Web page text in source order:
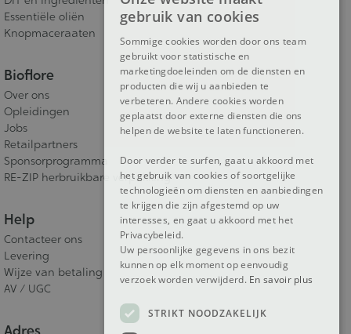
Essentiële oliën
Knopmaceraaten
Bioflore
Over ons
Opleidingen
Jobs
Retailpartners
Sponsorprogramma
RE-ZIP herbruikbare verpakking
Help
Contacteer ons
Levering
Wijze van betaling
AV / UGC
gebruik van cookies
Sommige cookies worden door ons team
gebruikt voor statistische en
marketingdoeleinden om de diensten en
producten die wij u aanbieden te
verbeteren. Andere cookies worden
geplaatst door externe diensten die ons
helpen de website te laten functioneren.
Door verder te surfen, gaat u akkoord met
het gebruik van cookies of soortgelijke
technologieën om diensten en aanbiedingen
te krijgen die zijn afgestemd op uw
interesses, en gaat u akkoord met het
Privacybeleid.
Uw persoonlijke gegevens in ons bezit
kunnen op elk moment op eenvoudig
verzoek worden verwijderd. En savoir plus
STRIKT NOODZAKELIJK